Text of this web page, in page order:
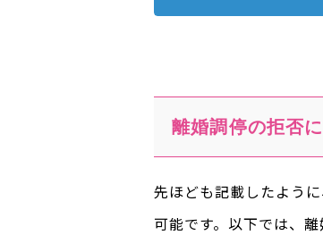
離婚調停の拒否
先ほども記載したよう
可能です。以下では、